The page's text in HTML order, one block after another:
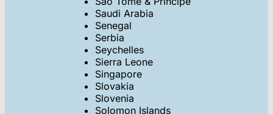
Saudi Arabia
Senegal
Serbia
Seychelles
Sierra Leone
Singapore
Slovakia
Slovenia
Solomon Islands